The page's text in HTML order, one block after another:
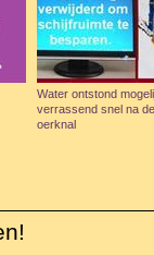
Water ontstond
verrassend snel na de
oerknal